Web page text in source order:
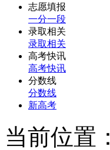
志愿填报
一分一段
录取相关
录取相关
高考快讯
高考快讯
分数线
分数线
新高考
当前位置：